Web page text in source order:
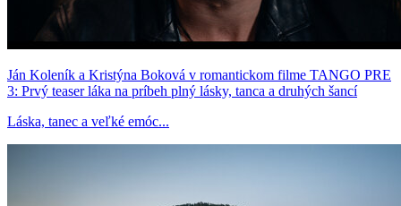
Ján Koleník a Kristýna Boková v romantickom filme TANGO PRE
3: Prvý teaser láka na príbeh plný lásky, tanca a druhých šancí
Láska, tanec a veľké emóc...